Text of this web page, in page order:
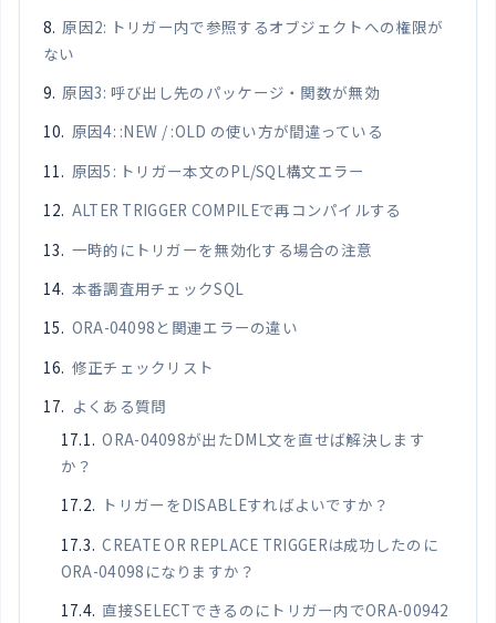
原因2: トリガー内で参照するオブジェクトへの権限が
ない
原因3: 呼び出し先のパッケージ・関数が無効
原因4: :NEW / :OLD の使い方が間違っている
原因5: トリガー本文のPL/SQL構文エラー
ALTER TRIGGER COMPILEで再コンパイルする
一時的にトリガーを無効化する場合の注意
本番調査用チェックSQL
ORA-04098と関連エラーの違い
修正チェックリスト
よくある質問
ORA-04098が出たDML文を直せば解決します
か？
トリガーをDISABLEすればよいですか？
CREATE OR REPLACE TRIGGERは成功したのに
ORA-04098になりますか？
直接SELECTできるのにトリガー内でORA-00942